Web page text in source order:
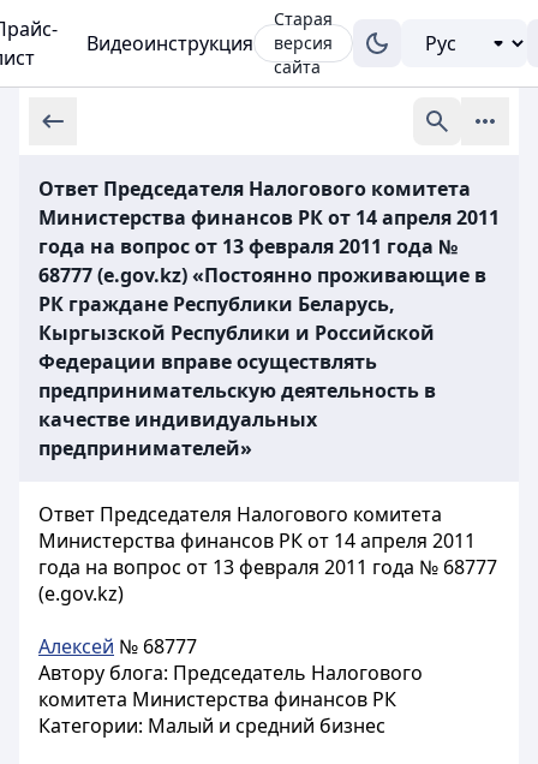
Видеоинструкция
Старая
версия
сайта
Ответ Председателя Налогового комитета
Министерства финансов РК от 14 апреля 2011
года на вопрос от 13 февраля 2011 года №
68777 (e.gov.kz) «Постоянно проживающие в
РК граждане Республики Беларусь,
Кыргызской Республики и Российской
Федерации вправе осуществлять
предпринимательскую деятельность в
качестве индивидуальных
предпринимателей»
Ответ Председателя Налогового комитета
Министерства финансов РК от 14 апреля 2011
года на вопрос от 13 февраля 2011 года № 68777
(e.gov.kz)
Алексей № 68777
Автору блога: Председатель Налогового
комитета Министерства финансов РК
Категории: Малый и средний бизнес